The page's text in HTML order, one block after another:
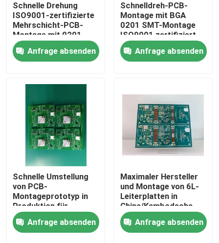
Produkte
Über uns
Fabrik Tour
Qualitätskontrolle
Kontakt
Schnelle Drehung
ISO9001-zertifizierte
Mehrschicht-PCB-
Montage mit 0201
SMT und BGA-
Komponentenherstellung
Anfrage absenden
Schnelldreh-PCB-
Montage mit BGA
0201 SMT-Montage
ISO9001 zertifiziert
Anfrage absenden
Schnelle Umstellung
von PCB-
Montageprototyp in
Produktion für
Elektronikmontage
Anfrage absenden
Maximaler Hersteller
und Montage von 6L-
Leiterplatten in
China/Kambodscha
Anfrage absenden